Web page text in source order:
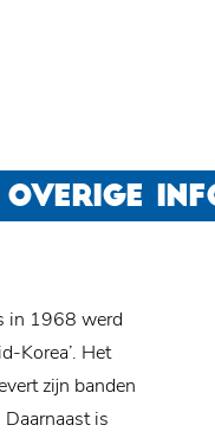
OVERIGE
in 1968 werd
Korea’. Het
zijn banden
is